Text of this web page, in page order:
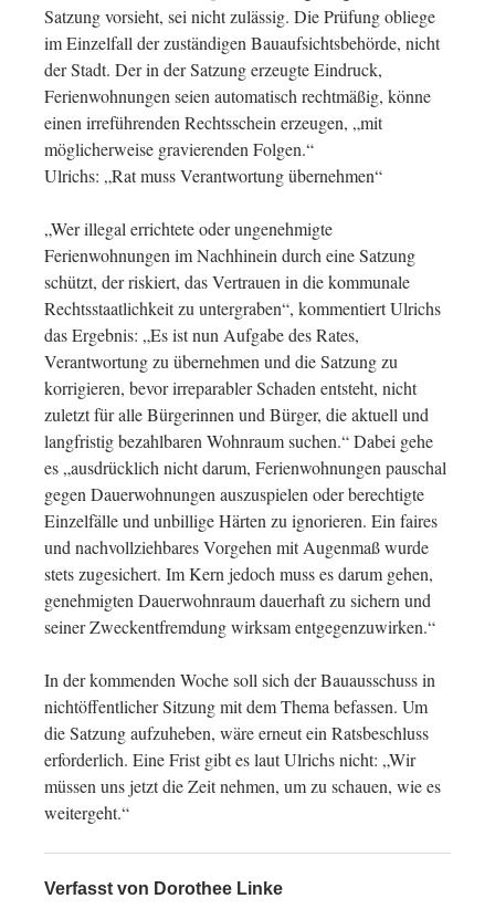
Satzung vorsieht, sei nicht zulässig. Die Prüfung obliege
im Einzelfall der zuständigen Bauaufsichtsbehörde, nicht
der Stadt. Der in der Satzung erzeugte Eindruck,
Ferienwohnungen seien automatisch rechtmäßig, könne
einen irreführenden Rechtsschein erzeugen, „mit
möglicherweise gravierenden Folgen.“
Ulrichs: „Rat muss Verantwortung übernehmen“
„Wer illegal errichtete oder ungenehmigte
Ferienwohnungen im Nachhinein durch eine Satzung
schützt, der riskiert, das Vertrauen in die kommunale
Rechtsstaatlichkeit zu untergraben“, kommentiert Ulrichs
das Ergebnis: „Es ist nun Aufgabe des Rates,
Verantwortung zu übernehmen und die Satzung zu
korrigieren, bevor irreparabler Schaden entsteht, nicht
zuletzt für alle Bürgerinnen und Bürger, die aktuell und
langfristig bezahlbaren Wohnraum suchen.“ Dabei gehe
es „ausdrücklich nicht darum, Ferienwohnungen pauschal
gegen Dauerwohnungen auszuspielen oder berechtigte
Einzelfälle und unbillige Härten zu ignorieren. Ein faires
und nachvollziehbares Vorgehen mit Augenmaß wurde
stets zugesichert. Im Kern jedoch muss es darum gehen,
genehmigten Dauerwohnraum dauerhaft zu sichern und
seiner Zweckentfremdung wirksam entgegenzuwirken.“
In der kommenden Woche soll sich der Bauausschuss in
nichtöffentlicher Sitzung mit dem Thema befassen. Um
die Satzung aufzuheben, wäre erneut ein Ratsbeschluss
erforderlich. Eine Frist gibt es laut Ulrichs nicht: „Wir
müssen uns jetzt die Zeit nehmen, um zu schauen, wie es
weitergeht.“
Verfasst von Dorothee Linke